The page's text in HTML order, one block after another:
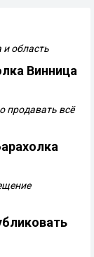
и область
Винница
продавать всё